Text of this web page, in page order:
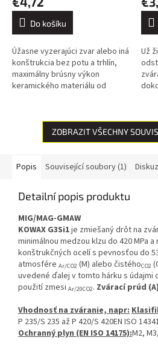
Do košíku
Úžasne vyzerajúci zvar alebo iná
konštrukcia bez potu a trhlín,
maximálny brúsny výkon
keramického materiálu od
Už
ZOBRAZIT VŠECHNY
Popis Související soubory (1)
Detailní popis produktu
MIG/MAG-GMAW
KOWAX G3Si1je zmiešaný drôt na
minimálnou medzou klzu do 420 MPa
konštrukčných ocelí s pevnosťou do
atmosfére Ar/CO2 (M) alebo čistéhoCO2
uvedené ďalej v tomto hárku s údajmi
použití zmesi Ar/20CO2. Zvárací prúd
Vhodnosť na zváranie, napr:
P 235/S 235 až P 420/S 420EN ISO
Ochranný plyn (EN ISO 14175):M2,